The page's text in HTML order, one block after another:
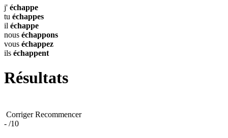
j' échappe
tu échappes
il échappe
nous échappons
vous échappez
ils échappent
Résultats
CorrigerRecommencer
- /10